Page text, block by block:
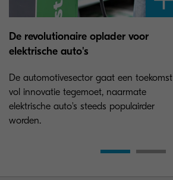
De revolutionaire oplader voor
elektrische auto's
De automotivesector gaat een toekomst
vol innovatie tegemoet, naarmate
elektrische auto's steeds populairder
worden.